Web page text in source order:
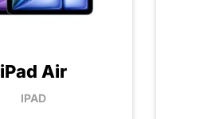
IPAD
iPad Air